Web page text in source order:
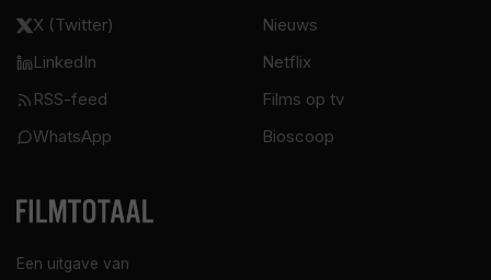
Een uitgave van
X (Twitter)
LinkedIn
RSS-feed
WhatsApp
Nieuws
Netflix
Films op tv
Bioscoop